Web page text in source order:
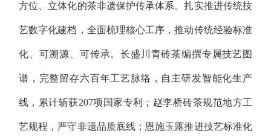
方位、立体化的茶非遗保护传承体系。扎实推进传统技
艺数字化建档，全面梳理核心工序，推动传统经验标准
化、可溯源、可传承。长盛川青砖茶编撰专属技艺图
谱，完整留存六百年工艺脉络，自主研发智能化生产
线，累计斩获207项国家专利；赵李桥砖茶规范地方工
艺规程，严守非遗品质底线；恩施玉露推进技艺标准化